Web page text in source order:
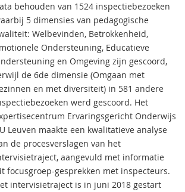
behouden van 1524 inspectiebezoeken
5 dimensies van pedagogische
Welbevinden, Betrokkenheid,
Ondersteuning, Educatieve
en Omgeving zijn gescoord,
de 6de dimensie (Omgaan met
en met diversiteit) in 581 andere
werd gescoord. Het
Ervaringsgericht Onderwijs
Leuven maakte een kwalitatieve analyse
de procesverslagen van het
aangevuld met informatie
focusgroep-gesprekken met inspecteurs.
intervisietraject is in juni 2018 gestart